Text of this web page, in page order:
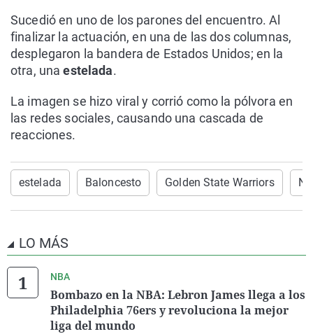
Sucedió en uno de los parones del encuentro. Al
finalizar la actuación, en una de las dos columnas,
desplegaron la bandera de Estados Unidos; en la
otra, unaestelada.
La imagen se hizo viral y corrió como la pólvora en
las redes sociales, causando una cascada de
reacciones.
estelada Baloncesto Golden State Warriors
LO MÁS
NBA
Bombazo en la NBA: Lebron James llega a los
Philadelphia 76ers y revoluciona la mejor
liga del mundo